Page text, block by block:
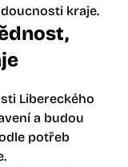
kraje.
Libereckého
a budou
potřeb